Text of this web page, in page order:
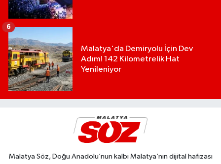
Malatya'da Demiryolu İçin Dev
Adım! 142 Kilometrelik Hat
Yenileniyor
6
Malatya Söz, Doğu Anadolu’nun kalbi Malatya’nın dijital hafızası